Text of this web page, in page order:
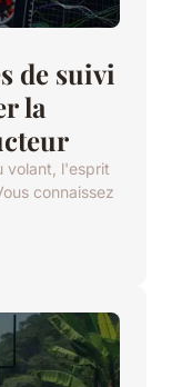
de suivi
la
volant, l'esprit
connaissez